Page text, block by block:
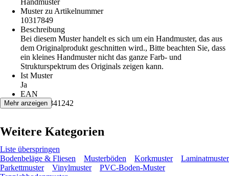
Handmuster
Muster zu Artikelnummer
10317849
Beschreibung
Bei diesem Muster handelt es sich um ein Handmuster, das aus
dem Originalprodukt geschnitten wird., Bitte beachten Sie, dass
ein kleines Handmuster nicht das ganze Farb- und
Strukturspektrum des Originals zeigen kann.
Ist Muster
Ja
EAN
9007022341242
Mehr anzeigen
Weitere Kategorien
Liste überspringen
Bodenbeläge & Fliesen
Musterböden Korkmuster
Laminatmuster
Parkettmuster
Vinylmuster
PVC-Boden-Muster